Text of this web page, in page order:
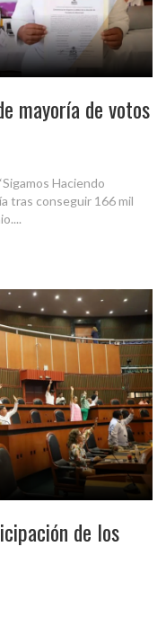
mayoría de votos
Haciendo
tras conseguir 166 mil
de los